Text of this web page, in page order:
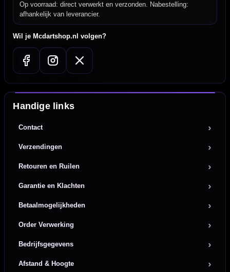
Op voorraad: direct verwerkt en verzonden. Nabestelling:
afhankelijk van leverancier.
Wil je Mcdartshop.nl volgen?
Handige links
Contact
Verzendingen
Retouren en Ruilen
Garantie en Klachten
Betaalmogelijkheden
Order Verwerking
Bedrijfsgegevens
Afstand & Hoogte